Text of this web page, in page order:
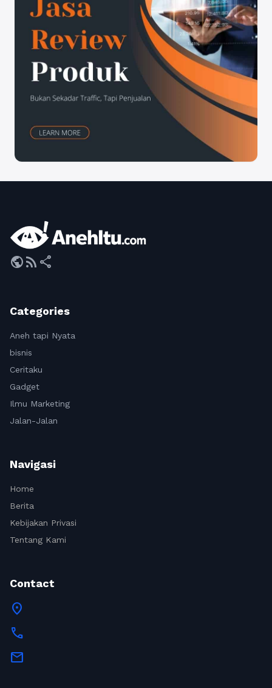
publicrss_feed share
Categories
Aneh tapi Nyata
bisnis
Ceritaku
Gadget
Ilmu Marketing
Jalan-Jalan
Navigasi
Home
Berita
Kebijakan Privasi
Tentang Kami
Contact
location_on
call
mail